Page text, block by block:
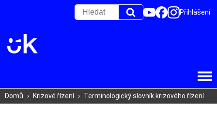
Přihlášení
Domů › Krizové řízení › Terminologický slovník krizového řízení